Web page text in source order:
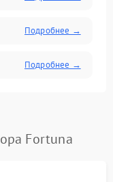
Подробнее →
Подробнее →
Fortuna